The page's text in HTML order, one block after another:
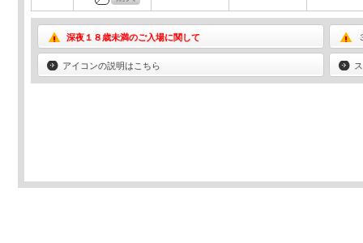
深夜１８歳未満のご入場に関して
アイコンの説明はこちら